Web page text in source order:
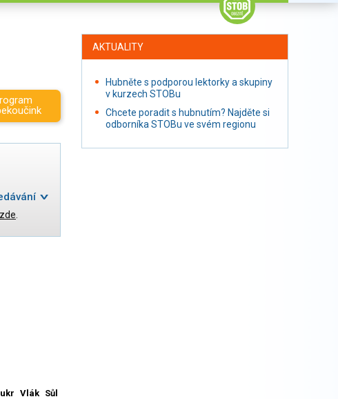
zde
Vlák Sůl
AKTUALITY
Hubněte s podporou lektorky a skupiny
v kurzech STOBu
Chcete poradit s hubnutím? Najděte si
odborníka STOBu ve svém regionu